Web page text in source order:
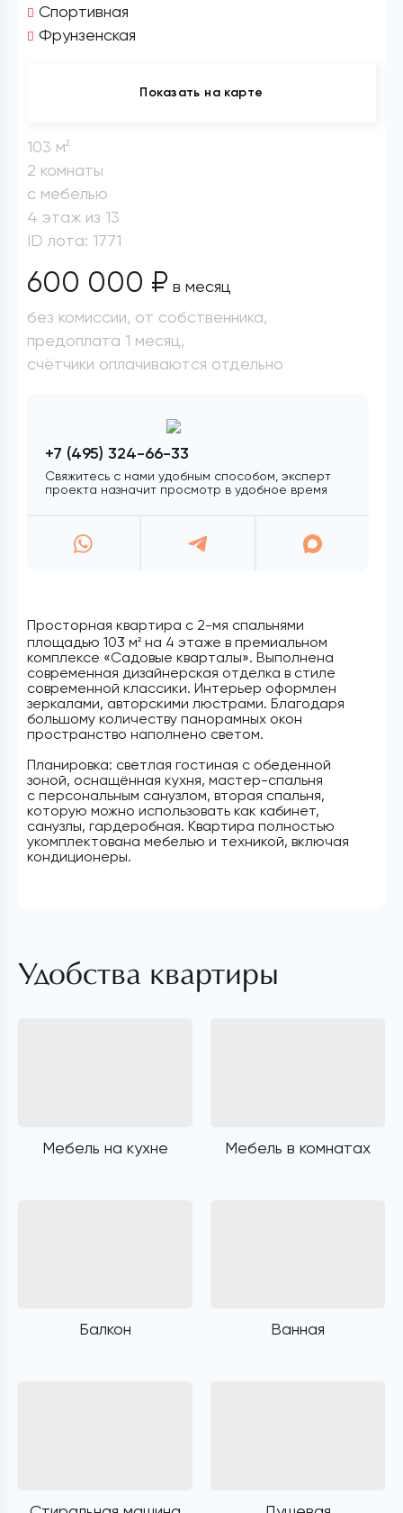
Просторная квартира с 2-мя спальнями
площадью 103 м2 на 4 этаже в премиальном
комплексе «Садовые кварталы». Выполнена
современная дизайнерская отделка в стиле
современной классики. Интерьер оформлен
зеркалами, авторскими люстрами. Благодаря
большому количеству панорамных окон
пространство наполнено светом.
Планировка: светлая гостиная с обеденной
зоной, оснащённая кухня, мастер-спальня
с персональным санузлом, вторая спальня,
которую можно использовать как кабинет,
санузлы, гардеробная. Квартира полностью
укомплектована мебелью и техникой, включая
кондиционеры.
Спортивная
Фрунзенская
Показать на карте
103 м2
2 комнаты
с мебелью
4 этаж из 13
ID лота: 1771
600 000 ₽ в месяц
без комиссии, от собственника,
предоплата 1 месяц,
счётчики оплачиваются отдельно
+7 (495) 324-66-33
Свяжитесь с нами удобным способом, эксперт
проекта назначит просмотр в удобное время
Удобства квартиры
Мебель на кухне Мебель в комнатах
Балкон Ванная